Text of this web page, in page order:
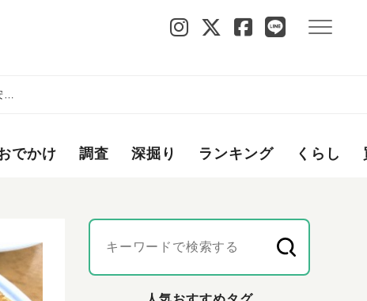
な
でかけ 調査 深掘り ランキング くらし